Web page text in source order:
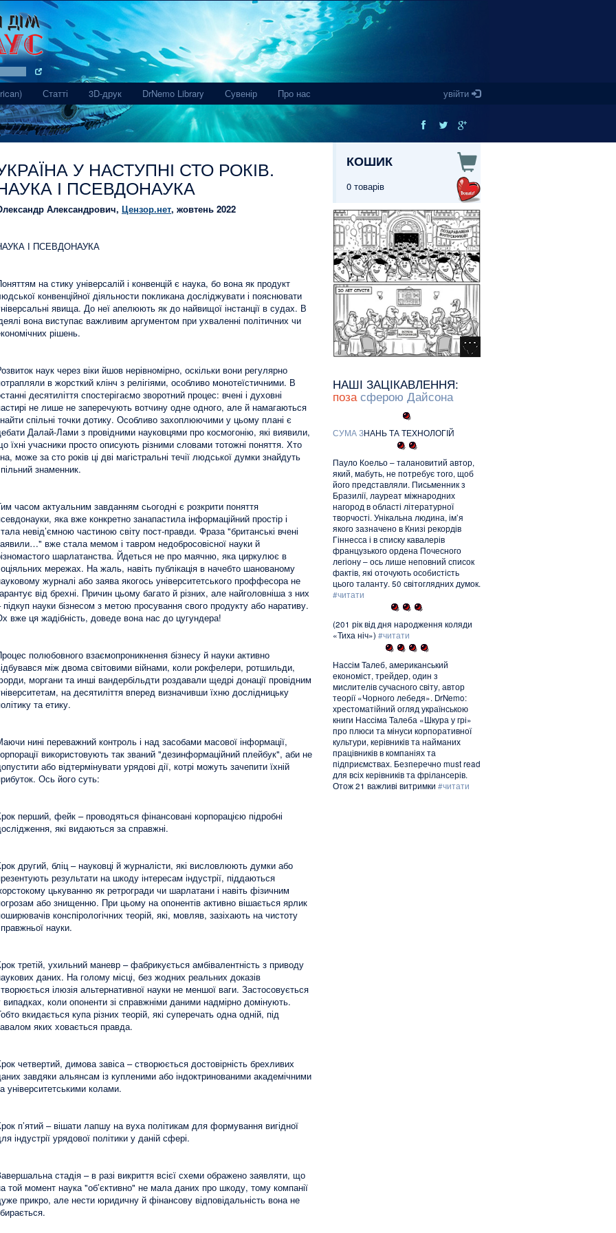
(current)Статті 3D-друк DrNemo Library Сувенір Про нас увійти
У НАСТУПНІ СТО РОКІВ.
І ПСЕВДОНАУКА
Александрович, Цензор.нет, жовтень 2022
І ПСЕВДОНАУКА
на стику універсалій і конвенцій є наука, бо вона як продукт
конвенційної діяльности покликана досліджувати і пояснювати
явища. До неї апелюють як до найвищої інстанції в судах. В
вона виступає важливим аргументом при ухваленні політичних чи
рішень.
наук через віки йшов нерівномірно, оскільки вони регулярно
в жорсткий клінч з релігіями, особливо монотеїстичними. В
десятиліття спостерігаємо зворотний процес: вчені і духовні
не лише не заперечують вотчину одне одного, але й намагаються
спільні точки дотику. Особливо захоплюючими у цьому плані є
Далай-Лами з провідними науковцями про космогонію, які виявили,
їхні учасники просто описують різними словами тотожні поняття. Хто
може за сто років ці дві магістральні течії людської думки знайдуть
знаменник.
часом актуальним завданням сьогодні є розкрити поняття
яка вже конкретно занапастила інформаційний простір і
невід’ємною частиною світу пост-правди. Фраза "британські вчені
вже стала мемом і тавром недобросовісної науки й
шарлатанства. Йдеться не про маячню, яка циркулює в
мережах. На жаль, навіть публікація в начебто шанованому
журналі або заява якогось університетського проффесора не
від брехні. Причин цьому багато й різних, але найголовніша з них
підкуп науки бізнесом з метою просування свого продукту або наративу.
вже ця жадібність, доведе вона нас до цугундера!
полюбовного взаємопроникнення бізнесу й науки активно
між двома світовими війнами, коли рокфелери, ротшильди,
моргани та инші вандербільдти роздавали щедрі донації провідним
на десятиліття вперед визначивши їхню дослідницьку
та етику.
нині переважний контроль і над засобами масової інформації,
використовують так званий "дезинформаційний плейбук", аби не
або відтермінувати урядові дії, котрі можуть зачепити їхній
Ось його суть:
перший, фейк – проводяться фінансовані корпорацією підробні
які видаються за справжні.
другий, бліц – науковці й журналісти, які висловлюють думки або
результати на шкоду інтересам індустрії, піддаються
цькуванню як ретрогради чи шарлатани і навіть фізичним
або знищенню. При цьому на опонентів активно вішається ярлик
конспірологічних теорій, які, мовляв, зазіхають на чистоту
науки.
третій, ухильний маневр – фабрикується амбівалентність з приводу
даних. На голому місці, без жодних реальних доказів
ілюзія альтернативної науки не меншої ваги. Застосовується
випадках, коли опоненти зі справжніми даними надмірно домінують.
вкидається купа різних теорій, які суперечать одна одній, під
яких ховається правда.
четвертий, димова завіса – створюється достовірність брехливих
завдяки альянсам із купленими або індоктринованими академічними
університетськими колами.
п’ятий – вішати лапшу на вуха політикам для формування вигідної
індустрії урядової політики у даній сфері.
стадія – в разі викриття всієї схеми ображено заявляти, що
той момент наука "об’єктивно" не мала даних про шкоду, тому компанії
прикро, але нести юридичну й фінансову відповідальність вона не
КОШИК
0 товарів
НАШІ ЗАЦІКАВЛЕННЯ:
поза сферою Дайсона
СУМАЗНАНЬ ТА ТЕХНОЛОГІЙ
Пауло Коельо – талановитий автор,
який, мабуть, не потребує того, щоб
його представляли. Письменник з
Бразилії, лауреат міжнародних
нагород в області літературної
творчості. Унікальна людина, ім’я
якого зазначено в Книзі рекордів
Гіннесса і в списку кавалерів
французького ордена Почесного
легіону – ось лише неповний список
фактів, які оточують особистість
цього таланту. 50 світоглядних думок.
#читати
(201 рік від дня народження коляди
«Тиха ніч») #читати
Нассім Талеб, американський
економіст, трейдер, один з
мислителів сучасного світу, автор
теорії «Чорного лебедя». DrNemo:
хрестоматійний огляд українською
книги Нассіма Талеба «Шкура у грі»
про плюси та мінуси корпоративної
культури, керівників та найманих
працівників в компаніях та
підприємствах. Безперечно must read
для всіх керівників та фрілансерів.
Отож 21 важливі витримки #читати